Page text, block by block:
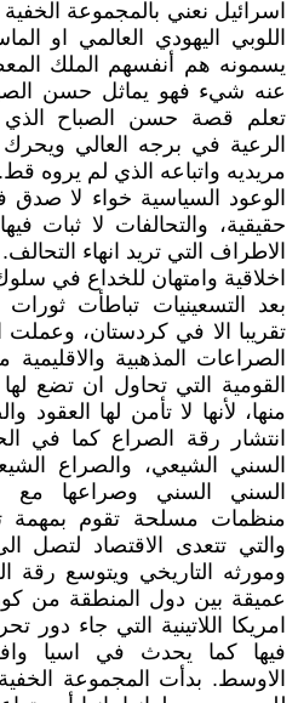
اسرائيل نعني بالمجموعة
اللوبي اليهودي العالمي او
يسمونه هم أنفسهم الملك
عنه شيء فهو يماثل حسن
تعلم قصة حسن الصباح الذي
الرعية في برجه العالي
مريديه واتباعه الذي لم يروه قط.
الوعود السياسية خواء لا صدق
حقيقية، والتحالفات لا ثبات
الاطراف التي تريد انهاء
اخلاقية وامتهان للخداع في
بعد التسعينيات تباطأت
تقريبا الا في كردستان، وعملت
الصراعات المذهبية
القومية التي تحاول ان تضع
منها، لأنها لا تأمن لها
انتشار رقة الصراع كما في
السني الشيعي، والصراع
السني السني وصراعها مع
منظمات مسلحة تقوم بمهمة
والتي تتعدى الاقتصاد لتصل
ومورثه التاريخي ويتوسع رقة
عميقة بين دول المنطقة من
امريكا اللاتينية التي جاء دور
فيها كما يحدث في اسيا
الاوسط. بدأت المجموعة